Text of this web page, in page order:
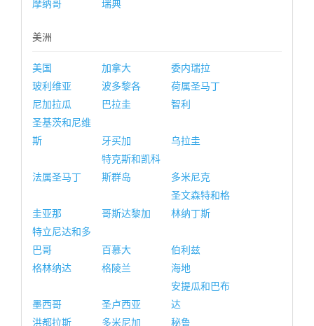
摩纳哥
瑞典
美洲
美国 加拿大
委内瑞拉
玻利维亚
波多黎各
荷属圣马丁
尼加拉瓜
巴拉圭
智利
圣基茨和尼维
斯
牙买加 乌拉圭
法属圣马丁
特克斯和凯科
斯群岛
多米尼克
圭亚那 哥斯达黎加
圣文森特和格
林纳丁斯
特立尼达和多
巴哥
百慕大
伯利兹
格林纳达
格陵兰 海地
墨西哥 圣卢西亚
安提瓜和巴布
达
洪都拉斯
多米尼加
秘鲁